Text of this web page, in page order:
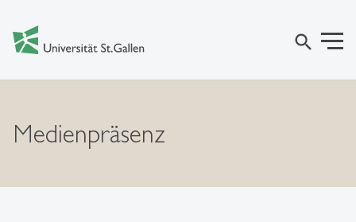
search
Medienpräsenz